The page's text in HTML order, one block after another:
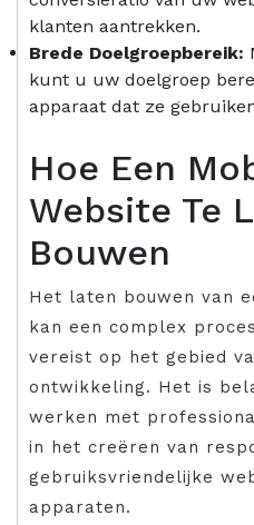
klanten aantrekken.
Brede Doelgroepbereik:
kunt u uw doelgroep
apparaat dat ze
Hoe Een
Website Te
Bouwen
Het laten bouwen van
kan een complex
vereist op het gebied
ontwikkeling. Het is
werken met
in het creëren van
gebruiksvriendelijke
apparaten.